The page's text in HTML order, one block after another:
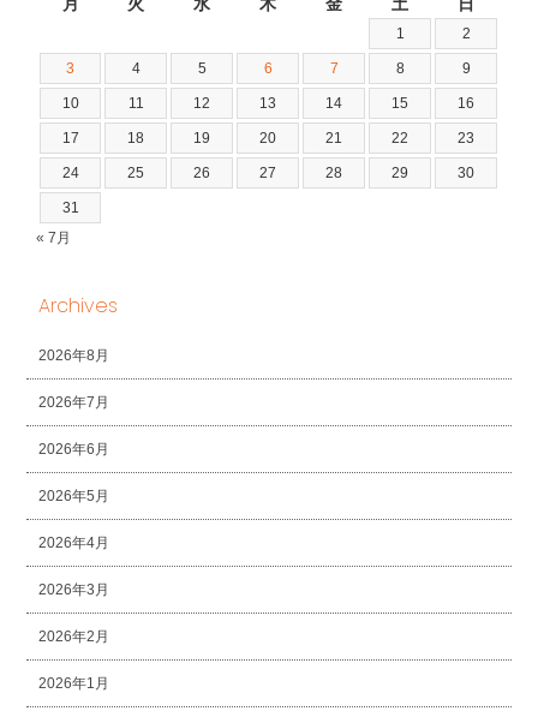
1 2
3 4 5 6 7 8 9
10 11 12 13 14 15 16
17 18 19 20 21 22 23
24 25 26 27 28 29 30
31
« 7月
Archives
2026年8月
2026年7月
2026年6月
2026年5月
2026年4月
2026年3月
2026年2月
2026年1月